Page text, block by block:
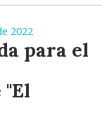
2022
para el